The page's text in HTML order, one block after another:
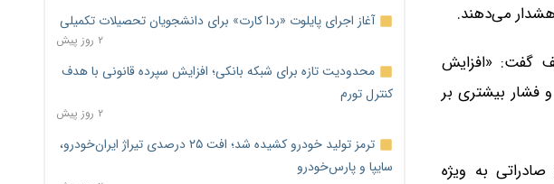
هشدار می‌دهند.
گفت: «افزایش
فشار بیشتری بر
به ویژه
آغاز اجرای پایلوت «ردا کارت» برای دانشجویان تحصیلات تکمیلی
۲ روز پیش
محدودیت تازه برای شبکه بانکی؛ افزایش سپرده قانونی با هدف
کنترل تورم
۲ روز پیش
ترمز تولید خودرو کشیده شد؛ افت ۲۵ درصدی تیراژ ایران‌خودرو،
سایپا و پارس‌خودرو